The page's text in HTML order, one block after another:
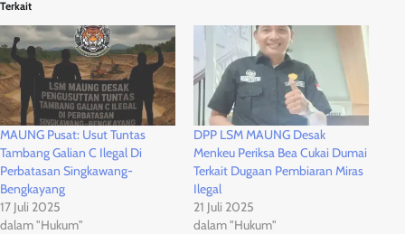
Terkait
MAUNG Pusat: Usut Tuntas
Tambang Galian C Ilegal Di
Perbatasan Singkawang-
Bengkayang
17 Juli 2025
dalam "Hukum"
DPP LSM MAUNG Desak
Menkeu Periksa Bea Cukai Dumai
Terkait Dugaan Pembiaran Miras
Ilegal
21 Juli 2025
dalam "Hukum"